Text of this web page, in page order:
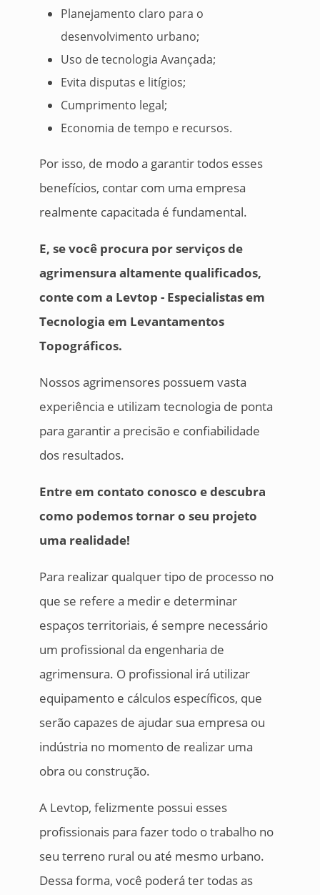
Planejamento claro para o
desenvolvimento urbano;
Uso de tecnologia Avançada;
Evita disputas e litígios;
Cumprimento legal;
Economia de tempo e recursos.
Por isso, de modo a garantir todos esses
benefícios, contar com uma empresa
realmente capacitada é fundamental.
E, se você procura por serviços de
agrimensura altamente qualificados,
conte com a Levtop - Especialistas em
Tecnologia em Levantamentos
Topográficos.
Nossos agrimensores possuem vasta
experiência e utilizam tecnologia de ponta
para garantir a precisão e confiabilidade
dos resultados.
Entre em contato conosco e descubra
como podemos tornar o seu projeto
uma realidade!
Para realizar qualquer tipo de processo no
que se refere a medir e determinar
espaços territoriais, é sempre necessário
um profissional da engenharia de
agrimensura. O profissional irá utilizar
equipamento e cálculos específicos, que
serão capazes de ajudar sua empresa ou
indústria no momento de realizar uma
obra ou construção.
A Levtop, felizmente possui esses
profissionais para fazer todo o trabalho no
seu terreno rural ou até mesmo urbano.
Dessa forma, você poderá ter todas as